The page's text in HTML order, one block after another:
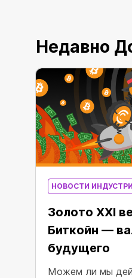
Недавно
НОВОСТИ
Золото XXI
Биткойн —
будущего
Можем ли мы